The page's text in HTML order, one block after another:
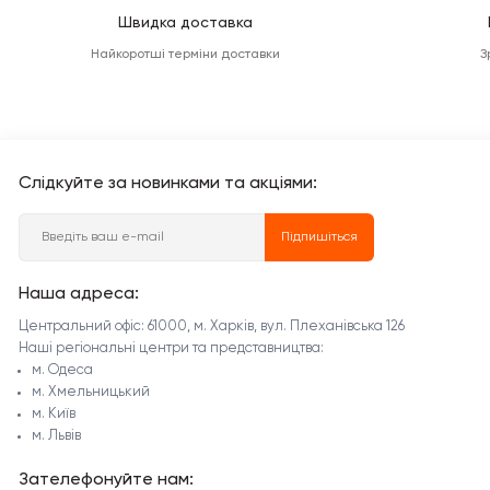
Швидка доставка
Найкоротші терміни доставки
Слідкуйте за новинками та акціями:
Підпишіться
Наша адреса:
Центральний офіс: 61000, м. Харків, вул. Плеханівська 126
Наші регіональні центри та представництва:
м. Одеса
м. Хмельницький
м. Київ
м. Львів
Зателефонуйте нам: